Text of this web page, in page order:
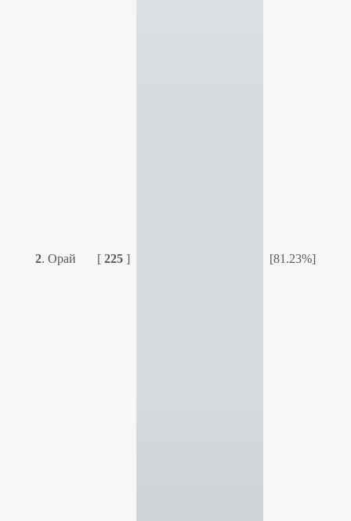
2. Орай [ 225 ] [81.23%]